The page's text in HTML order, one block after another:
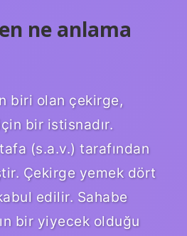
ne anlama
biri olan çekirge,
bir istisnadır.
(s.a.v.) tarafından
Çekirge yemek dört
edilir. Sahabe
bir yiyecek olduğu